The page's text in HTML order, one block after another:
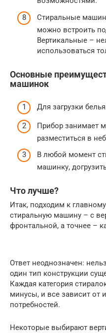
Стиральные
можно встроить
Вертикальные –
использоваться
Основные
машинок
Для загрузки
Прибор занимает
разместиться в
В любой момент
машинку,
Что лучше?
Итак, подходим к
стиральную машину – с
фронтальной, а точнее –
Ответ неоднозначен:
один тип конструкции
Каждая категория
минусы, и все зависит от
потребностей.
Некоторые выбирают